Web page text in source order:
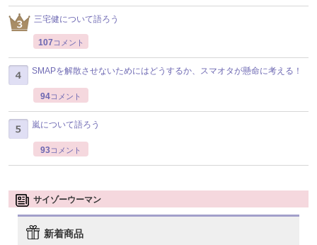
三宅健について語ろう
107 コメント
SMAPを解散させないためにはどうするか、スマオタが懸命に考える！
94コメント
嵐について語ろう
93コメント
サイゾーウーマン
新着商品